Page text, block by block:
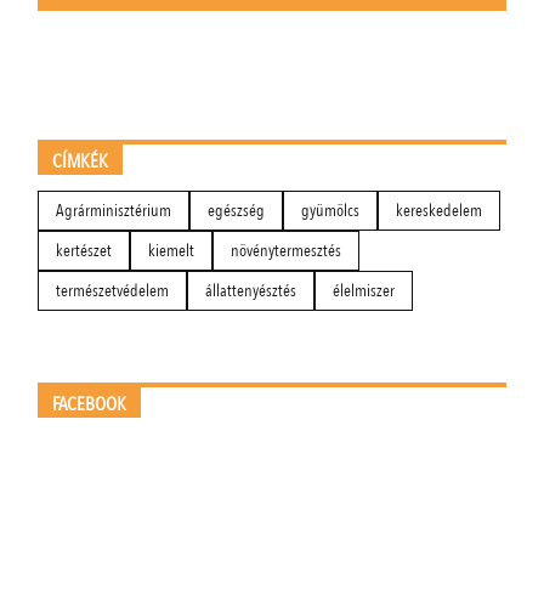
CÍMKÉK
Agrárminisztérium egészség gyümölcs
kereskedelem
kertészet
kiemelt
növénytermesztés
természetvédelem
állattenyésztés élelmiszer
FACEBOOK